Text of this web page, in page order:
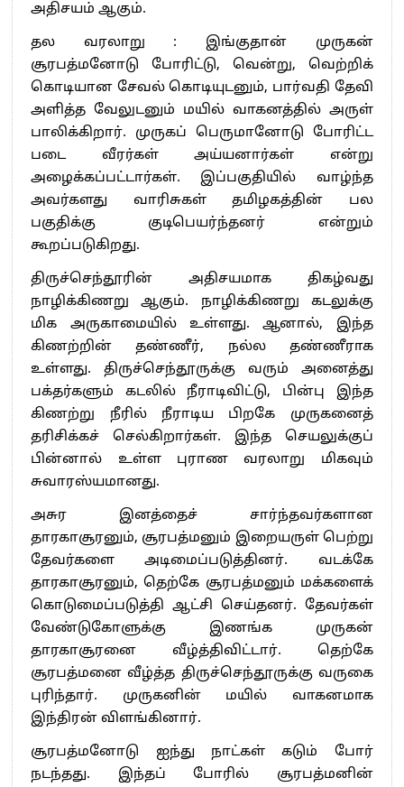
அதிசயம் ஆகும்.
தல வரலாறு : இங்குதான் முருகன்
சூரபத்மனோடு போரிட்டு, வென்று, வெற்றிக்
கொடியான சேவல் கொடியுடனும், பார்வதி தேவி
அளித்த வேலுடனும் மயில் வாகனத்தில் அருள்
பாலிக்கிறார். முருகப் பெருமானோடு போரிட்ட
படை வீரர்கள் அய்யனார்கள் என்று
அழைக்கப்பட்டார்கள். இப்பகுதியில் வாழ்ந்த
அவர்களது வாரிசுகள் தமிழகத்தின் பல
பகுதிக்கு குடிபெயர்ந்தனர் என்றும்
கூறப்படுகிறது.
திருச்செந்தூரின் அதிசயமாக திகழ்வது
நாழிக்கிணறு ஆகும். நாழிக்கிணறு கடலுக்கு
மிக அருகாமையில் உள்ளது. ஆனால், இந்த
கிணற்றின் தண்ணீர், நல்ல தண்ணீராக
உள்ளது. திருச்செந்தூருக்கு வரும் அனைத்து
பக்தர்களும் கடலில் நீராடிவிட்டு, பின்பு இந்த
கிணற்று நீரில் நீராடிய பிறகே முருகனைத்
தரிசிக்கச் செல்கிறார்கள். இந்த செயலுக்குப்
பின்னால் உள்ள புராண வரலாறு மிகவும்
சுவாரஸ்யமானது.
அசுர இனத்தைச் சார்ந்தவர்களான
தாரகாசூரனும், சூரபத்மனும் இறையருள் பெற்று
தேவர்களை அடிமைப்படுத்தினர். வடக்கே
தாரகாசூரனும், தெற்கே சூரபத்மனும் மக்களைக்
கொடுமைப்படுத்தி ஆட்சி செய்தனர். தேவர்கள்
வேண்டுகோளுக்கு இணங்க முருகன்
தாரகாசூரனை வீழ்த்திவிட்டார். தெற்கே
சூரபத்மனை வீழ்த்த திருச்செந்தூருக்கு வருகை
புரிந்தார். முருகனின் மயில் வாகனமாக
இந்திரன் விளங்கினார்.
சூரபத்மனோடு ஐந்து நாட்கள் கடும் போர்
நடந்தது. இந்தப் போரில் சூரபத்மனின்